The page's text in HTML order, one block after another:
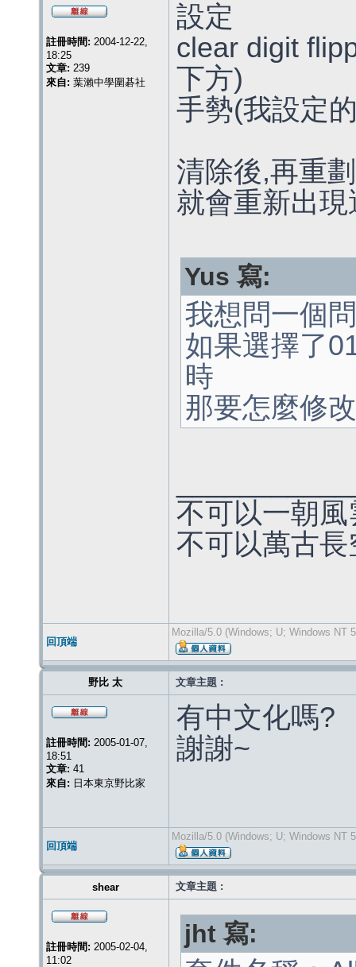
註冊時間: 2004-12-22,
18:25
文章: 239
來自: 葉瀨中學圍碁社
設定
clear digit
下方)
手勢(我設定
清除後,再重
就會重新出
Yus 寫:
我想問一個
如果選擇了
時
那要怎麼修
不可以一朝
不可以萬古
回頂端
Mozilla/5.0 (Windows; U; Windows NT
野比 太 文章主題 :
註冊時間: 2005-01-07,
18:51
文章: 41
來自: 日本東京野比家
有中文化嗎?
謝謝~
回頂端
Mozilla/5.0 (Windows; U; Windows NT
shear 文章主題 :
註冊時間: 2005-02-04,
11:02
jht 寫: